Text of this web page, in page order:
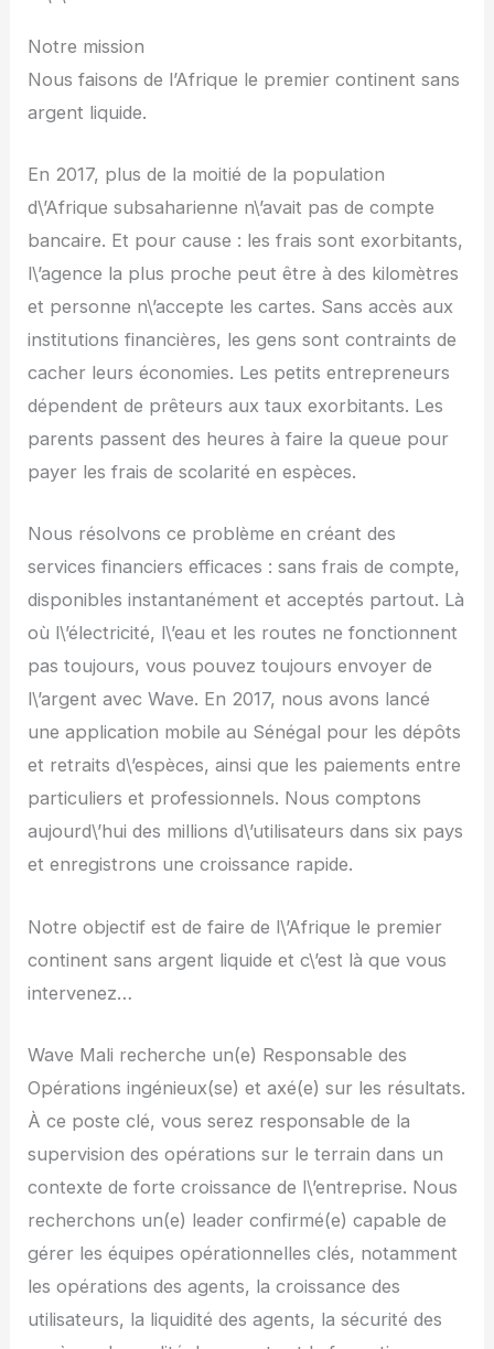
Notre mission
Nous faisons de l’Afrique le premier continent sans
argent liquide.
En 2017, plus de la moitié de la population
d\’Afrique subsaharienne n\’avait pas de compte
bancaire. Et pour cause : les frais sont exorbitants,
l\’agence la plus proche peut être à des kilomètres
et personne n\’accepte les cartes. Sans accès aux
institutions financières, les gens sont contraints de
cacher leurs économies. Les petits entrepreneurs
dépendent de prêteurs aux taux exorbitants. Les
parents passent des heures à faire la queue pour
payer les frais de scolarité en espèces.
Nous résolvons ce problème en créant des
services financiers efficaces : sans frais de compte,
disponibles instantanément et acceptés partout. Là
où l\’électricité, l\’eau et les routes ne fonctionnent
pas toujours, vous pouvez toujours envoyer de
l\’argent avec Wave. En 2017, nous avons lancé
une application mobile au Sénégal pour les dépôts
et retraits d\’espèces, ainsi que les paiements entre
particuliers et professionnels. Nous comptons
aujourd\’hui des millions d\’utilisateurs dans six pays
et enregistrons une croissance rapide.
Notre objectif est de faire de l\’Afrique le premier
continent sans argent liquide et c\’est là que vous
intervenez…
Wave Mali recherche un(e) Responsable des
Opérations ingénieux(se) et axé(e) sur les résultats.
À ce poste clé, vous serez responsable de la
supervision des opérations sur le terrain dans un
contexte de forte croissance de l\’entreprise. Nous
recherchons un(e) leader confirmé(e) capable de
gérer les équipes opérationnelles clés, notamment
les opérations des agents, la croissance des
utilisateurs, la liquidité des agents, la sécurité des